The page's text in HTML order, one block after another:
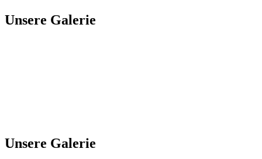
Unsere Galerie
Unsere Galerie